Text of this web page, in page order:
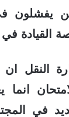
يفشلون
القيادة في
النقل ان
انما
في